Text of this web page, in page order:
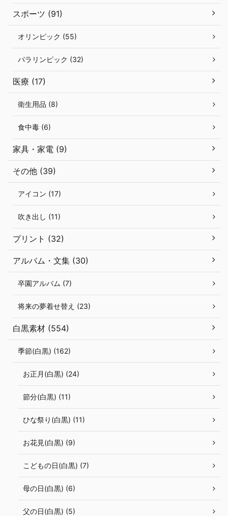
スポーツ (91)
オリンピック (55)
パラリンピック (32)
医療 (17)
衛生用品 (8)
食中毒 (6)
家具・家電 (9)
その他 (39)
アイコン (17)
吹き出し (11)
プリント (32)
アルバム・文集 (30)
卒園アルバム (7)
将来の夢着せ替え (23)
白黒素材 (554)
季節(白黒) (162)
お正月(白黒) (24)
節分(白黒) (11)
ひな祭り(白黒) (11)
お花見(白黒) (9)
こどもの日(白黒) (7)
母の日(白黒) (6)
父の日(白黒) (5)